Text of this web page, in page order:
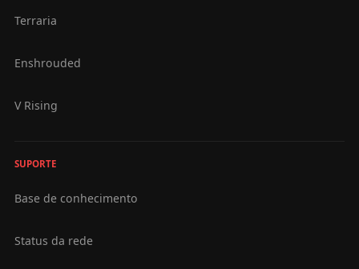
Terraria
Enshrouded
V Rising
SUPORTE
Base de conhecimento
Status da rede